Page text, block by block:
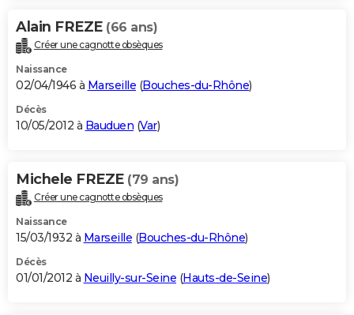
Alain FREZE (66 ans)
Créer une cagnotte obsèques
Naissance
02/04/1946 à Marseille (Bouches-du-Rhône)
Décès
10/05/2012 à Bauduen (Var)
Michele FREZE (79 ans)
Créer une cagnotte obsèques
Naissance
15/03/1932 à Marseille (Bouches-du-Rhône)
Décès
01/01/2012 à Neuilly-sur-Seine (Hauts-de-Seine)